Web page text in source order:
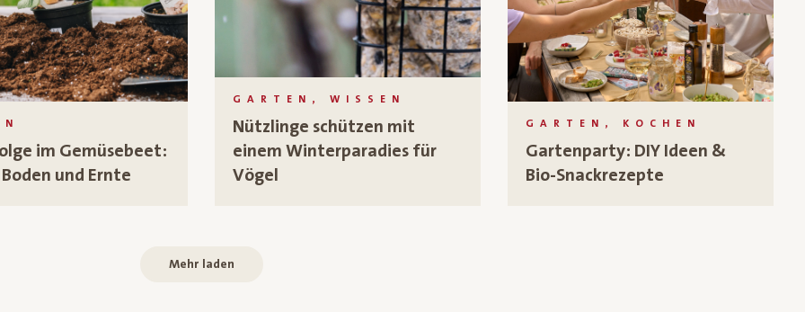
im Gemüsebeet:
und Ernte
GARTEN, WISSEN
Nützlinge schützen mit
einem Winterparadies für
Vögel
GARTEN, KOCHEN
Gartenparty: DIY Ideen &
Bio-Snackrezepte
Mehr laden